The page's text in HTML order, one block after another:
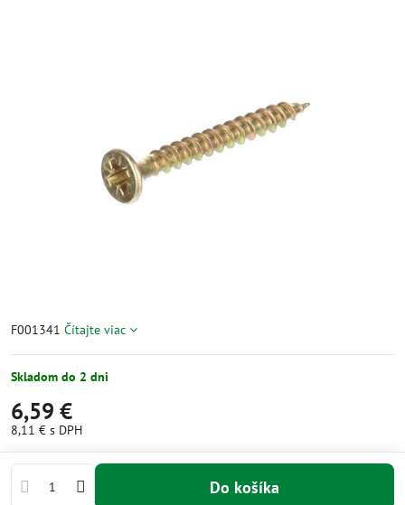
F001341 Čítajte viac
Skladom do 2 dni
6,59 €
8,11 € s DPH
Do košíka